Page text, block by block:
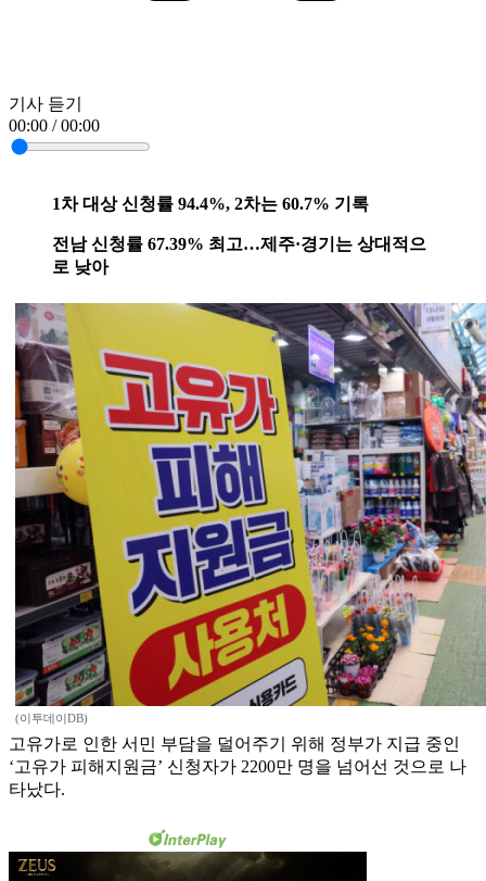
기사 듣기
00:00 / 00:00
1차 대상 신청률 94.4%, 2차는 60.7% 기록
전남 신청률 67.39% 최고…제주·경기는 상대적으
로 낮아
(이투데이DB)
고유가로 인한 서민 부담을 덜어주기 위해 정부가 지급 중인
‘고유가 피해지원금’ 신청자가 2200만 명을 넘어선 것으로 나
타났다.